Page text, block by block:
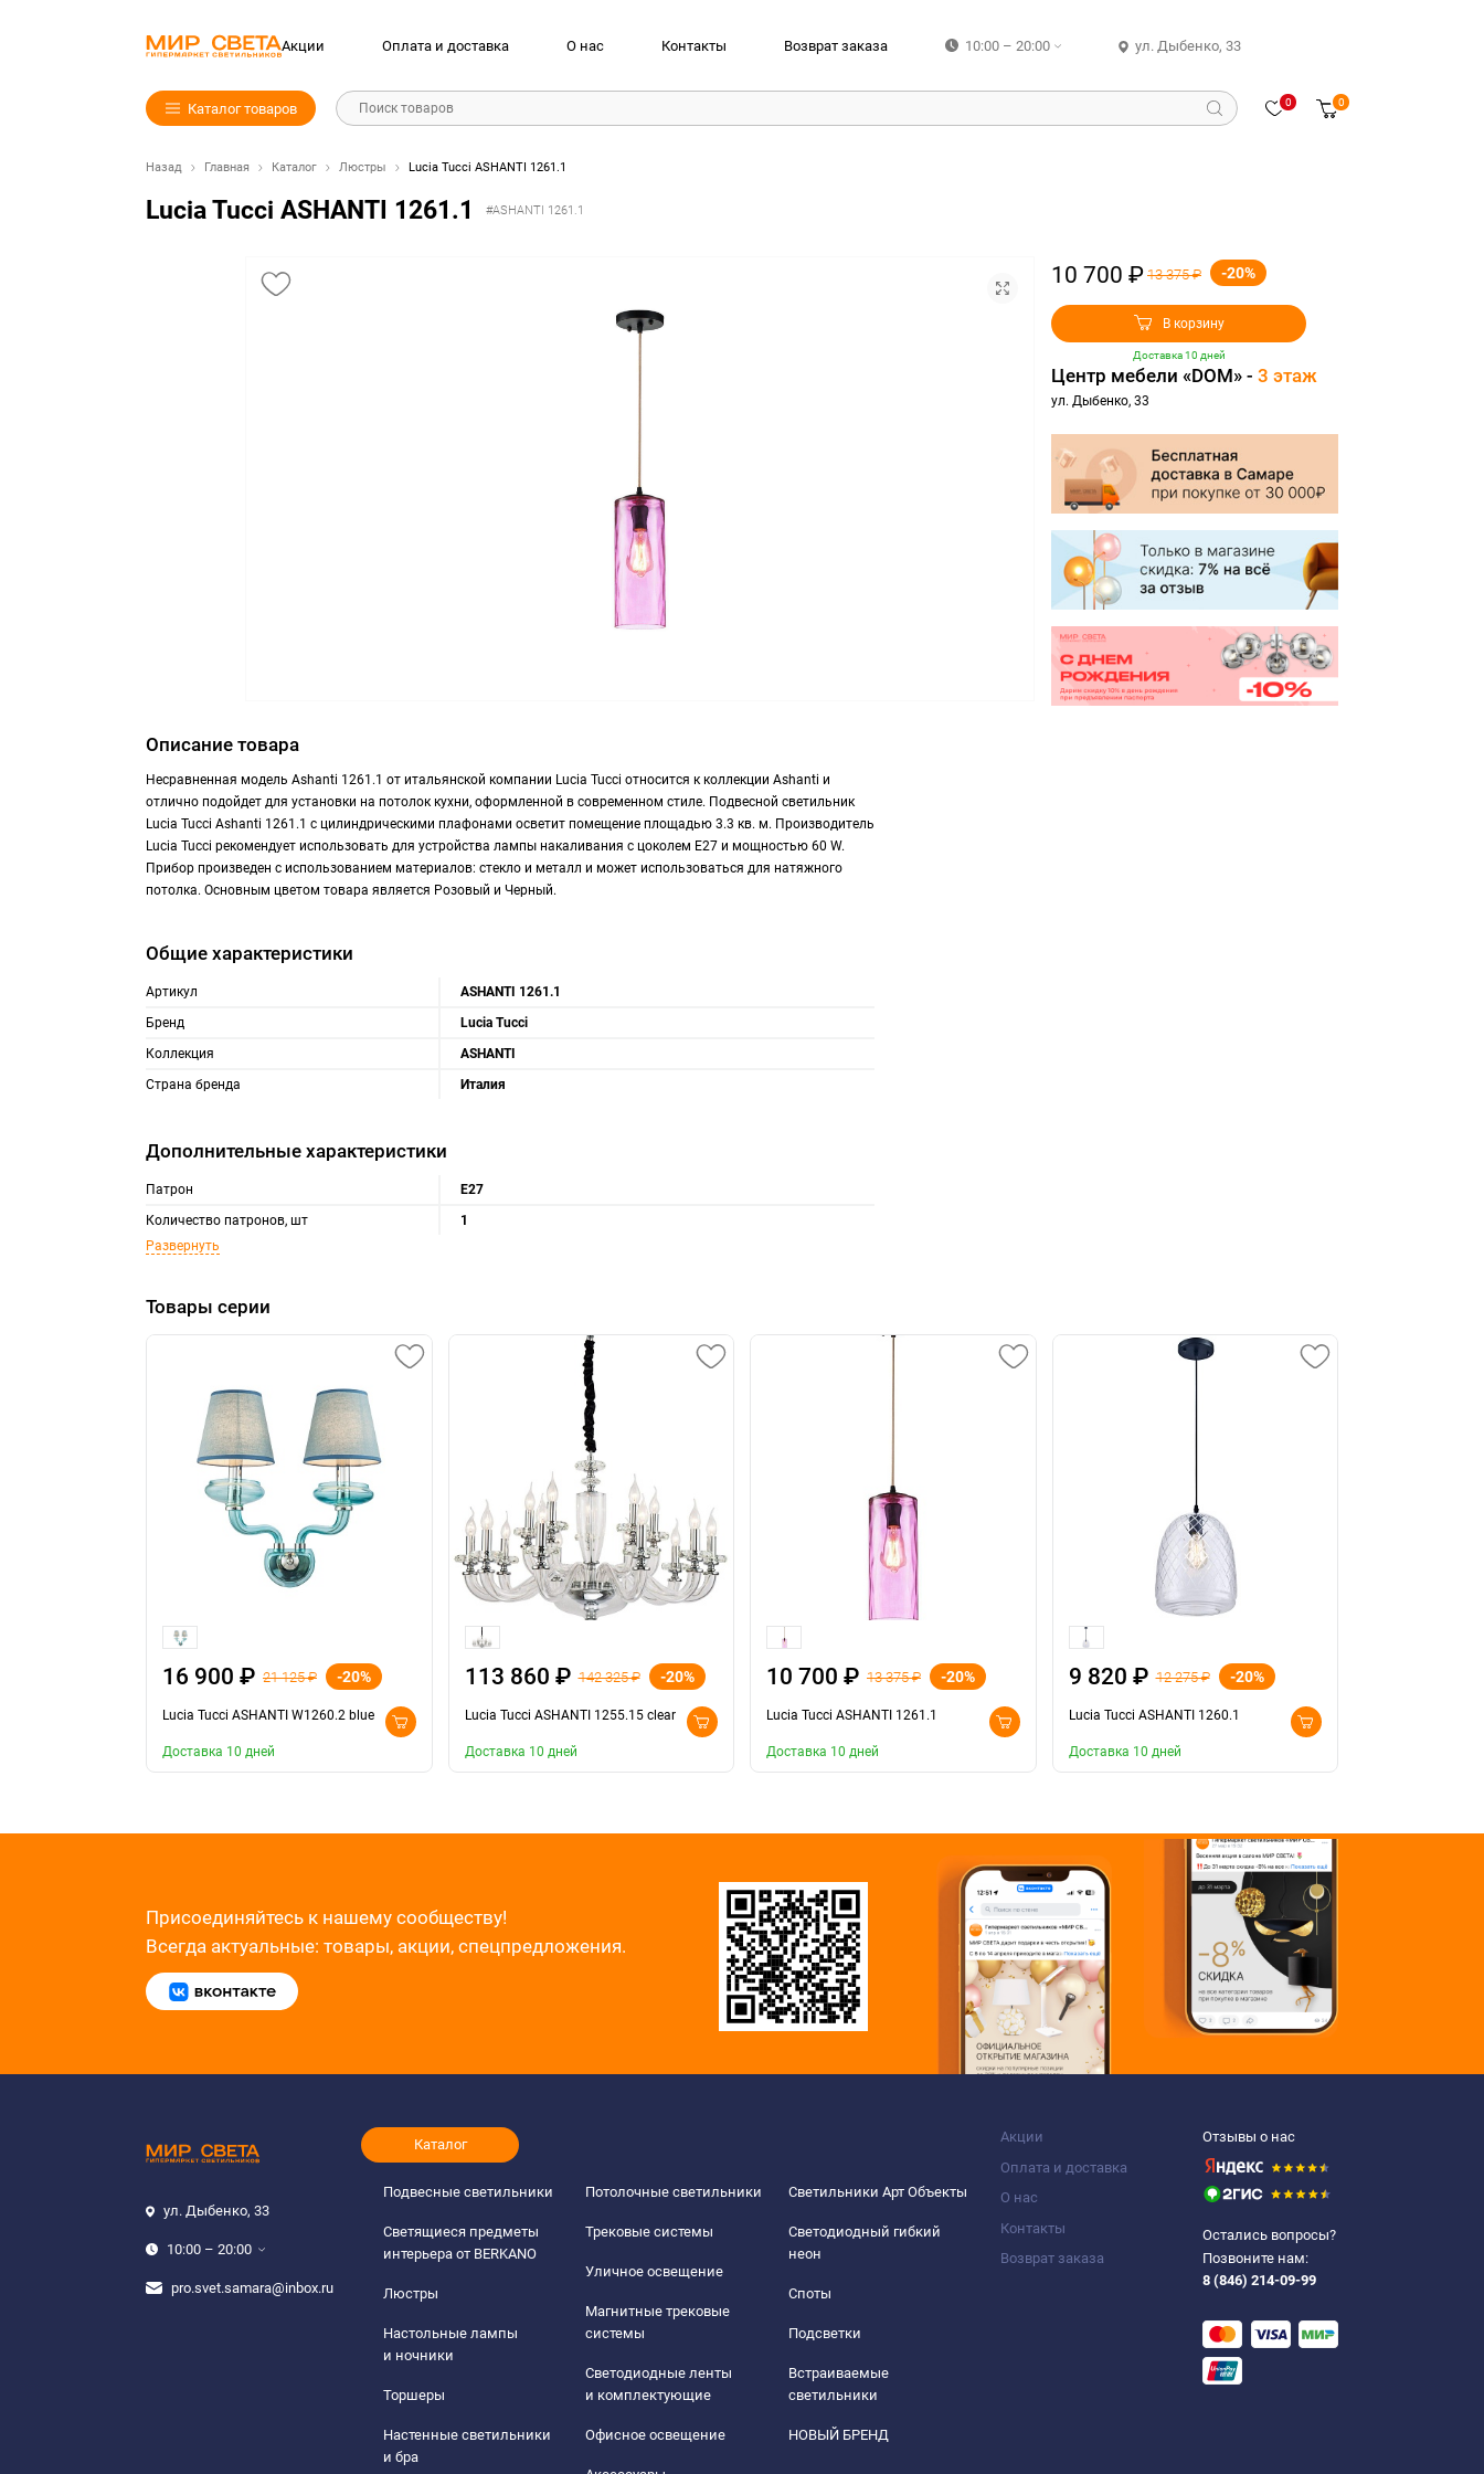
Акции Оплата и доставка О нас Контакты Возврат заказа 10:00 – 20:00 ул. Дыбенко, 33
Каталог товаров Поиск товаров 0 0
Назад Главная Каталог Люстры Lucia Tucci ASHANTI 1261.1
Lucia Tucci ASHANTI 1261.1 #ASHANTI 1261.1
10 700 ₽ 13 375 ₽ -20%
В корзину
Доставка 10 дней
Центр мебели «DOM» - 3 этаж
ул. Дыбенко, 33
Описание товара
Несравненная модель Ashanti 1261.1 от итальянской компании Lucia Tucci относится к коллекции Ashanti и
отлично подойдет для установки на потолок кухни, оформленной в современном стиле. Подвесной светильник
Lucia Tucci Ashanti 1261.1 с цилиндрическими плафонами осветит помещение площадью 3.3 кв. м. Производитель
Lucia Tucci рекомендует использовать для устройства лампы накаливания с цоколем E27 и мощностью 60 W.
Прибор произведен с использованием материалов: стекло и металл и может использоваться для натяжного
потолка. Основным цветом товара является Розовый и Черный.
Общие характеристики
Артикул
ASHANTI 1261.1
Бренд
Lucia Tucci
Коллекция
ASHANTI
Страна бренда
Италия
Дополнительные характеристики
Патрон
Е27
Количество патронов, шт
1
Развернуть
Товары серии
16 900 ₽ 21 125 ₽ -20%
Lucia Tucci ASHANTI W1260.2 blue
Доставка 10 дней
113 860 ₽ 142 325 ₽ -20%
Lucia Tucci ASHANTI 1255.15 clear
Доставка 10 дней
10 700 ₽ 13 375 ₽ -20%
Lucia Tucci ASHANTI 1261.1
Доставка 10 дней
9 820 ₽ 12 275 ₽ -20%
Lucia Tucci ASHANTI 1260.1
Доставка 10 дней
Присоединяйтесь к нашему сообществу!
Всегда актуальные: товары, акции, спецпредложения.
ул. Дыбенко, 33
10:00 – 20:00
pro.svet.samara@inbox.ru
Акции
Оплата и доставка
О нас
Контакты
Возврат заказа
Каталог
Подвесные светильники
Светящиеся предметы
интерьера от BERKANO
Люстры
Настольные лампы
и ночники
Торшеры
Настенные светильники
и бра
Потолочные светильники
Трековые системы
Уличное освещение
Магнитные трековые
системы
Светодиодные ленты
и комплектующие
Офисное освещение
Светильники Арт Объекты
Светодиодный гибкий
неон
Споты
Подсветки
Встраиваемые
светильники
НОВЫЙ БРЕНД
Отзывы о нас
Остались вопросы?
Позвоните нам:
8 (846) 214-09-99